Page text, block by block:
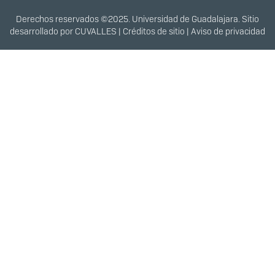
Derechos
Derechos reservados ©2025. Universidad de Guadalajara. Sitio
desarrollado por CUVALLES | Créditos de sitio | Aviso de privacidad